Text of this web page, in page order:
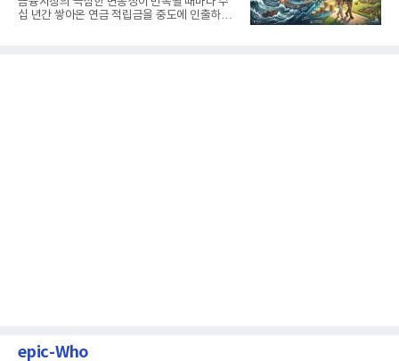
십 년간 쌓아온 연금 적립금을 중도에 인출하거
epic-Who